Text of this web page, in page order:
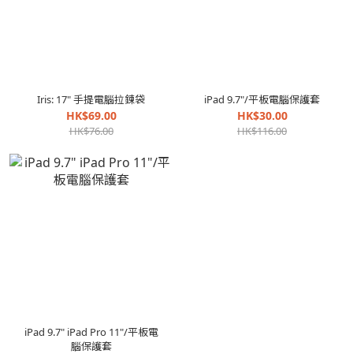
Iris: 17" 手提電腦拉鍊袋
HK$69.00
HK$76.00
iPad 9.7"/平板電腦保護套
HK$30.00
HK$116.00
iPad 9.7" iPad Pro 11"/平板電
腦保護套